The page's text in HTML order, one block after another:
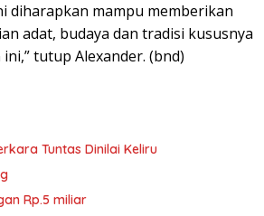
diharapkan mampu memberikan
adat, budaya dan tradisi kususnya
tutup Alexander. (bnd)
Tuntas Dinilai Keliru
Rp.5 miliar